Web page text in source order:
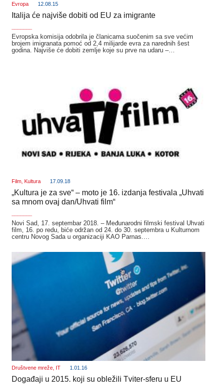
Evropa 12.08.15
Italija će najviše dobiti od EU za imigrante
Evropska komisija odobrila je članicama suočenim sa sve većim
brojem imigranata pomoć od 2,4 milijarde evra za narednih šest
godina. Najviše će dobiti zemlje koje su prve na udaru –…
Film Kultura 17.09.18
„Kultura je za sve“ – moto je 16. izdanja festivala „Uhvati
sa mnom ovaj dan/Uhvati film“
Novi Sad, 17. septembar 2018. – Međunarodni filmski festival Uhvati
film, 16. po redu, biće održan od 24. do 30. septembra u Kulturnom
centru Novog Sada u organizaciji KAO Parnas.…
Društvene mreže IT 1.01.16
Događaji u 2015. koji su obležili Tviter-sferu u EU